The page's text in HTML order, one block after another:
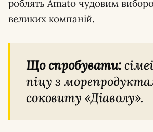
роблять Amato чудовим
великих компаній.
Що спробувати:
піцу з
соковиту «Діаволу».